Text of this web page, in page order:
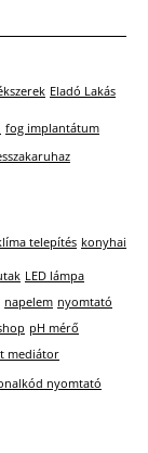
Eladó Lakás
fog implantátum
telepítés konyhai
LED lámpa
napelem nyomtató
pH mérő
mediátor
nyomtató